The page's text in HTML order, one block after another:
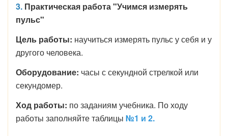
3. Практическая работа "Учимся измерять
пульс"
Цель работы: научиться измерять пульс у себя и у
другого человека.
Оборудование: часы с секундной стрелкой или
секундомер.
Ход работы: по заданиям учебника. По ходу
работы заполняйте таблицы №1 и 2.